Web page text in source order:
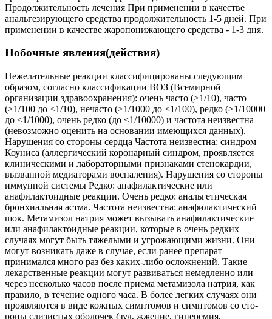
Продолжительность лечения При применении в качестве
анальгезирующего средства продолжительность 1-5 дней. При
применении в качестве жаропонижающего средства - 1-3 дня.
Побочные явления(действия)
Нежелательные реакции классифицированы следующим
образом, согласно классифика­ции ВОЗ (Всемирной
организации здравоохранения): очень часто (≥1/10), часто
(≥1/100 до <1/10), нечасто (≥1/1000 до <1/100), редко (≥1/10000
до <1/1000), очень редко (до <1/10000) и частота неизвестна
(невозможно оценить на основании имеющихся данных).
Нарушения со стороны сердца Частота неизвестна: синдром
Коуниса (аллергический коронарный синдром, проявляет­ся
клиническими и лабораторными признаками стенокардии,
вызванной медиаторами воспаления). Нарушения со стороны
иммунной системы Редко: анафилактические или
анафилактоидные реакции. Очень редко: анальгетическая
бронхиальная астма. Частота неизвестна: анафилактический
шок. Метамизол натрия может вызывать анафилактические
или анафилактоидные реакции, ко­торые в очень редких
случаях могут быть тяжелыми и угрожающими жизни. Они
могут возникать даже в случае, если ранее препарат
принимался много раз без каких-либо осложнений. Такие
лекарственные реакции могут развиваться немедленно или
через несколько часов после приема метамизола натрия, как
правило, в течение одного часа. В более легких случаях они
проявляются в виде кожных симптомов и симптомов со сто­
роны слизистых оболочек (зуд, жжение, гиперемия,